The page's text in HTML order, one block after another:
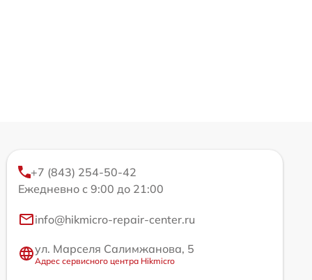
+7 (843) 254-50-42
Ежедневно с 9:00 до 21:00
info@hikmicro-repair-center.ru
ул. Марселя Салимжанова, 5
Адрес сервисного центра Hikmicro